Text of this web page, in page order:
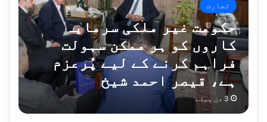
تجارت
حکومت غیر ملکی سرمایہ
کاروں کو ہر ممکن سہولت
فراہم کرنے کے لیے پُرعزم
ہے، قیصر احمد شیخ
3 دن پہلے